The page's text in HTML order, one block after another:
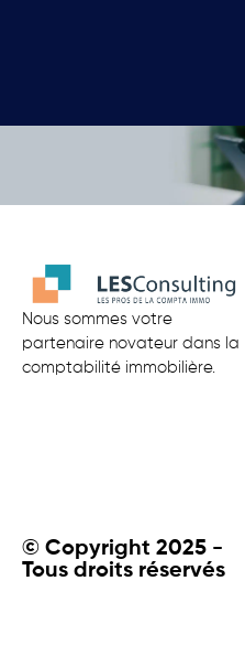
Nous sommes votre
partenaire novateur dans la
comptabilité immobilière.
© Copyright 2025 -
Tous droits réservés